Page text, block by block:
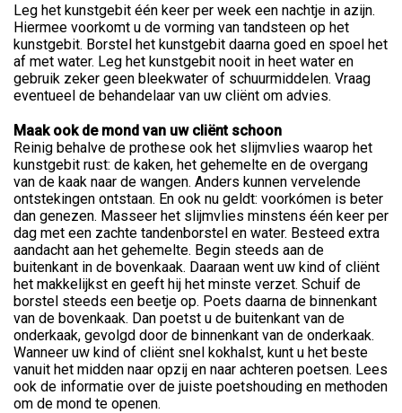
Leg het kunstgebit één keer per week een nachtje in azijn.
Hiermee voorkomt u de vorming van tandsteen op het
kunstgebit. Borstel het kunstgebit daarna goed en spoel het
af met water. Leg het kunstgebit nooit in heet water en
gebruik zeker geen bleekwater of schuurmiddelen. Vraag
eventueel de behandelaar van uw cliënt om advies.
Maak ook de mond van uw cliënt schoon
Reinig behalve de prothese ook het slijmvlies waarop het
kunstgebit rust: de kaken, het gehemelte en de overgang
van de kaak naar de wangen. Anders kunnen vervelende
ontstekingen ontstaan. En ook nu geldt: voorkómen is beter
dan genezen. Masseer het slijmvlies minstens één keer per
dag met een zachte tandenborstel en water. Besteed extra
aandacht aan het gehemelte. Begin steeds aan de
buitenkant in de bovenkaak. Daaraan went uw kind of cliënt
het makkelijkst en geeft hij het minste verzet. Schuif de
borstel steeds een beetje op. Poets daarna de binnenkant
van de bovenkaak. Dan poetst u de buitenkant van de
onderkaak, gevolgd door de binnenkant van de onderkaak.
Wanneer uw kind of cliënt snel kokhalst, kunt u het beste
vanuit het midden naar opzij en naar achteren poetsen. Lees
ook de informatie over de juiste poetshouding en methoden
om de mond te openen.